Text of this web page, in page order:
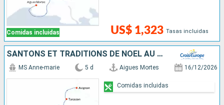
Comidas incluidas US$ 1,323 Tasas incluidas
SANTONS ET TRADITIONS DE NOËL AU FIL DES CANAUX DE PROVENCE SUR LES PAS DES FORTERESSES ET VILLAGES AUTHENTIQUES
MS Anne-marie 5 d Aigues Mortes 16/12/2026
Comidas incluidas